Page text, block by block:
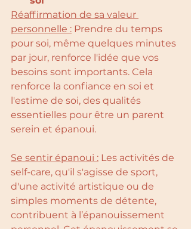
Réaffirmation de sa valeur
personnelle : Prendre du temps
pour soi, même quelques minutes
par jour, renforce l'idée que vos
besoins sont importants. Cela
renforce la confiance en soi et
l'estime de soi, des qualités
essentielles pour être un parent
serein et épanoui.
Se sentir épanoui : Les activités de
self-care, qu'il s'agisse de sport,
d'une activité artistique ou de
simples moments de détente,
contribuent à l’épanouissement